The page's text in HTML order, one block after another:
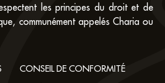
les principes du droit et de
communément appelés Charia ou
CONSEIL DE CONFORMITÉ